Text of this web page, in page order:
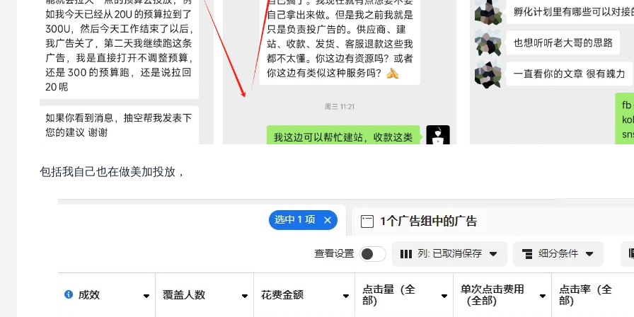
包括我自己也在做美加投放，